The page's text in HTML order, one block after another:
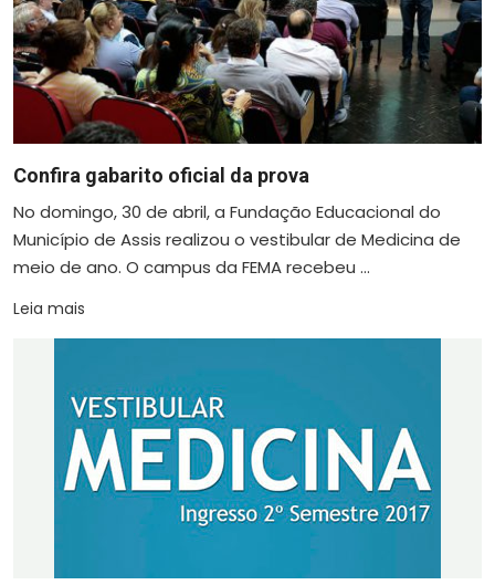
Confira gabarito oficial da prova
No domingo, 30 de abril, a Fundação Educacional do
Município de Assis realizou o vestibular de Medicina de
meio de ano. O campus da FEMA recebeu ...
Leia mais